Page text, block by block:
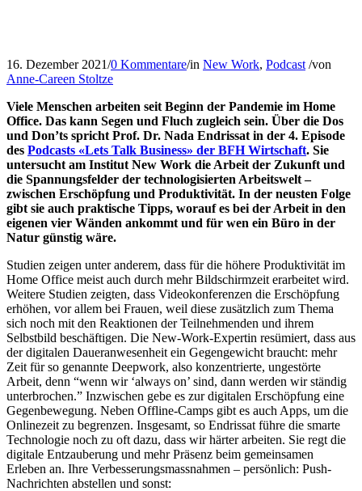
16. Dezember 2021/0 Kommentare/in New Work, Podcast /von
Anne-Careen Stoltze
Viele Menschen arbeiten seit Beginn der Pandemie im Home
Office. Das kann Segen und Fluch zugleich sein. Über die Dos
und Don’ts spricht Prof. Dr. Nada Endrissat in der 4. Episode
des Podcasts «Lets Talk Business» der BFH Wirtschaft. Sie
untersucht am Institut New Work die Arbeit der Zukunft und
die Spannungsfelder der technologisierten Arbeitswelt –
zwischen Erschöpfung und Produktivität. In der neusten Folge
gibt sie auch praktische Tipps, worauf es bei der Arbeit in den
eigenen vier Wänden ankommt und für wen ein Büro in der
Natur günstig wäre.
Studien zeigen unter anderem, dass für die höhere Produktivität im
Home Office meist auch durch mehr Bildschirmzeit erarbeitet wird.
Weitere Studien zeigten, dass Videokonferenzen die Erschöpfung
erhöhen, vor allem bei Frauen, weil diese zusätzlich zum Thema
sich noch mit den Reaktionen der Teilnehmenden und ihrem
Selbstbild beschäftigen. Die New-Work-Expertin resümiert, dass aus
der digitalen Daueranwesenheit ein Gegengewicht braucht: mehr
Zeit für so genannte Deepwork, also konzentrierte, ungestörte
Arbeit, denn “wenn wir ‘always on’ sind, dann werden wir ständig
unterbrochen.” Inzwischen gebe es zur digitalen Erschöpfung eine
Gegenbewegung. Neben Offline-Camps gibt es auch Apps, um die
Onlinezeit zu begrenzen. Insgesamt, so Endrissat führe die smarte
Technologie noch zu oft dazu, dass wir härter arbeiten. Sie regt die
digitale Entzauberung und mehr Präsenz beim gemeinsamen
Erleben an. Ihre Verbesserungsmassnahmen – persönlich: Push-
Nachrichten abstellen und sonst: